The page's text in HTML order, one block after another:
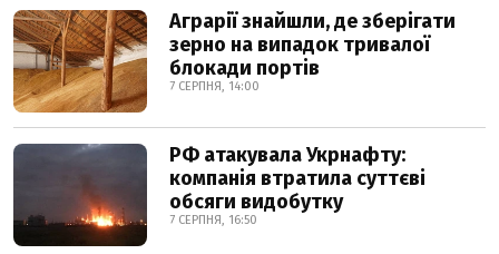
Аграрії знайшли, де зберігати
зерно на випадок тривалої
блокади портів
7 СЕРПНЯ, 14:00
РФ атакувала Укрнафту:
компанія втратила суттєві
обсяги видобутку
7 СЕРПНЯ, 16:50